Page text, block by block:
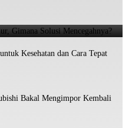
Kesehatan dan Cara Tepat
Bakal Mengimpor Kembali